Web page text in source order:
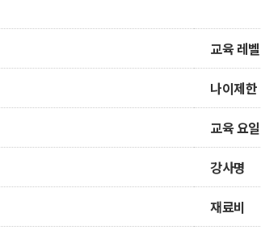
교육 레벨
나이제한
교육 요일
강사명
재료비